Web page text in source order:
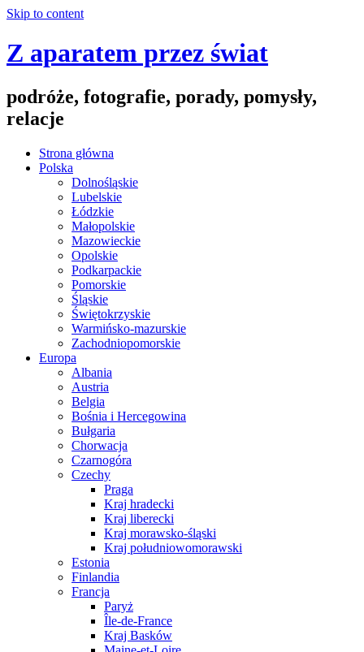
Skip to content
Z aparatem przez świat
podróże, fotografie, porady, pomysły,
relacje
Strona główna
Polska
Dolnośląskie
Lubelskie
Łódzkie
Małopolskie
Mazowieckie
Opolskie
Podkarpackie
Pomorskie
Śląskie
Świętokrzyskie
Warmińsko-mazurskie
Zachodniopomorskie
Europa
Albania
Austria
Belgia
Bośnia i Hercegowina
Bułgaria
Chorwacja
Czarnogóra
Czechy
Praga
Kraj hradecki
Kraj liberecki
Kraj morawsko-śląski
Kraj południowomorawski
Estonia
Finlandia
Francja
Paryż
Île-de-France
Kraj Basków